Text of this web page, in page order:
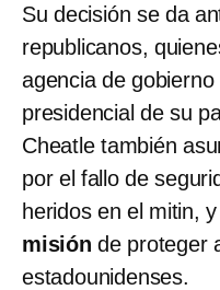
Su decisión se da
republicanos,
agencia de
presidencial de su
Cheatle también
por el fallo de
heridos en el mitin,
misiónde proteger
estadounidenses.